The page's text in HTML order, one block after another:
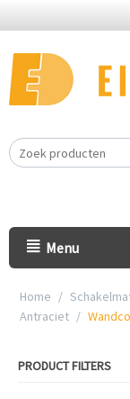
Menu
Home /
Antraciet /
PRODUCT FILTERS